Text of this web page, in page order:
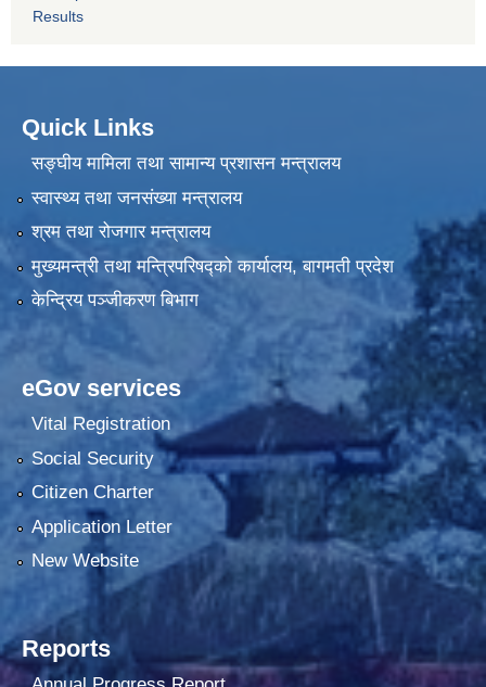
Results
Quick Links
सङ्घीय मामिला तथा सामान्य प्रशासन मन्त्रालय
स्वास्थ्य तथा जनसंख्या मन्त्रालय
श्रम तथा रोजगार मन्त्रालय
मुख्यमन्त्री तथा मन्त्रिपरिषद्को कार्यालय, बागमती प्रदेश
केन्द्रिय पञ्जीकरण बिभाग
eGov services
Vital Registration
Social Security
Citizen Charter
Application Letter
New Website
Reports